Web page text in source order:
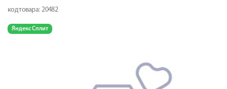
код товара: 20482
Яндекс Сплит